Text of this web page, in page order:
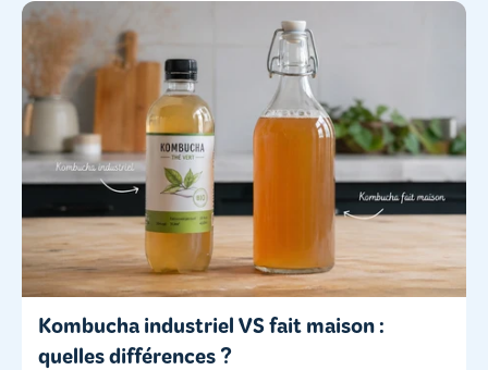
Kombucha industriel VS fait maison :
quelles différences ?